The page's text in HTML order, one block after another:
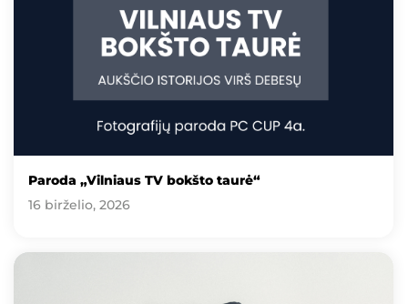
Paroda „Vilniaus TV bokšto taurė“
16 birželio, 2026